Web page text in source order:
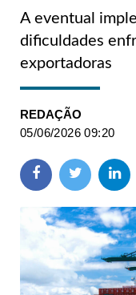
A eventual
dificuldades
exportadoras
REDAÇÃO
05/06/2026 09:20